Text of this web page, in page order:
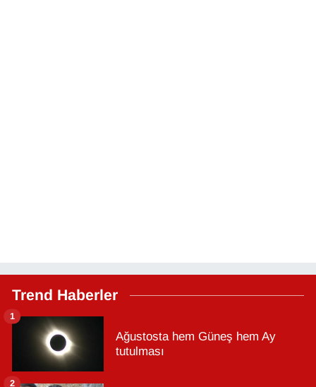
Trend Haberler
Ağustosta hem Güneş hem Ay
tutulması
1
2